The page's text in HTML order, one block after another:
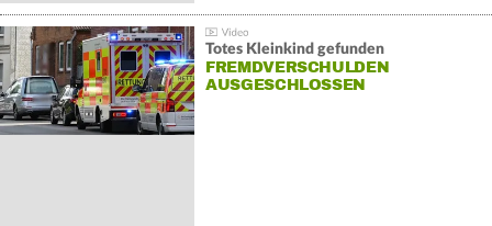
Totes Kleinkind gefunden
FREMDVERSCHULDEN
AUSGESCHLOSSEN